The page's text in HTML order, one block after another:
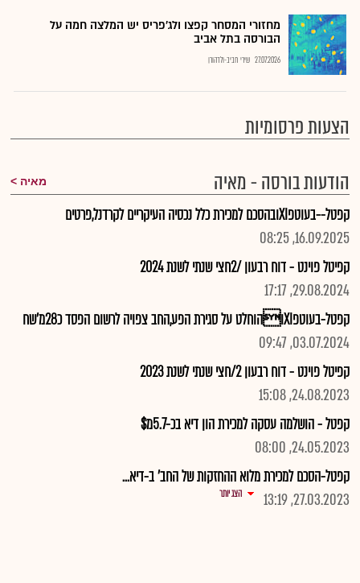
מחזורי המסחר קפצו ולג'פריס יש המלצה חמה על
הבורסה בתל אביב
27.07.2026 שירי חביב-ולדהורן
הצעות פרסומיות
הודעות בורסה - מאיה
מאיה
קפטל--בעוטפXIובהסכם למכירת כלל נכסיה העיקריים לקרדנל,פרטים
16.09.2025, 08:25
קפיטל פוינט - דוח רבעון /2חצי שנתי לשנת 2024
29.08.2024, 17:17
קפטל-בעוטפXIוהוחלט על סגירת הפע,החב צפויה לרשום הפסד כ28מ'שח
03.07.2024, 09:47
קפיטל פוינט - דוח רבעון 2/חצי שנתי לשנת 2023
24.08.2023, 15:08
קפטל - הושלמה עסקה למכירת הון דיא בכ-5.7מ$
24.05.2023, 08:00
קפטל-הסכם למכירת מלוא ההחזקות של החב' ב-דיא...
27.03.2023, 13:19
הצג יותר